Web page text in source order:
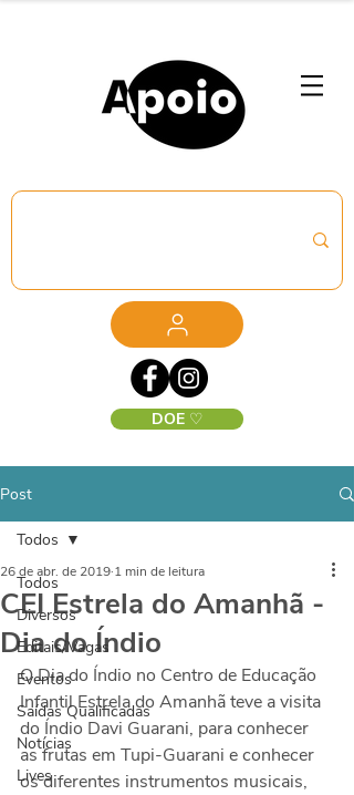
DOE ♡
Post
Todos
Diversos
Editais/Vagas
Eventos
Saídas Qualificadas
Notícias
Lives
Todos
CEI Estrela do Amanhã -
Dia do Índio
26 de abr. de 2019 1 min de leitura
O Dia do Índio no Centro de Educação
Infantil Estrela do Amanhã teve a visita
do Índio Davi Guarani, para conhecer
as frutas em Tupi-Guarani e conhecer
os diferentes instrumentos musicais,